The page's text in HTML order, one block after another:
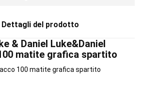
Dettagli del prodotto
& Daniel Luke&Daniel
matite grafica spartito
100 matite grafica spartito